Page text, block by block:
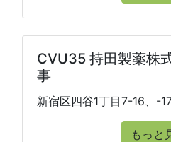
CVU35 持田製薬株
事
新宿区四谷1丁目7-16、-
もっと